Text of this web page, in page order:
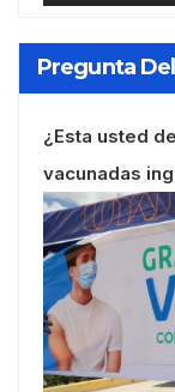
Pregunta
¿Esta usted
vacunadas